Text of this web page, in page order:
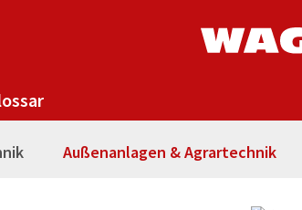
Außenanlagen & Agrartechnik